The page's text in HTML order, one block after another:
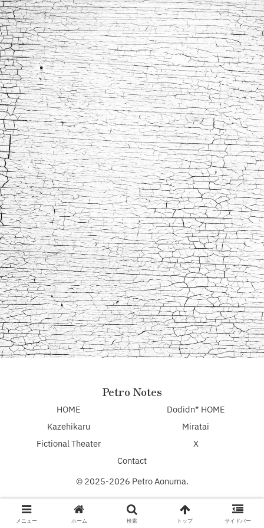
Petro Notes
HOME
Dodidn* HOME
Kazehikaru
Miratai
Fictional Theater
X
Contact
© 2025-2026 Petro Aonuma.
メニュー ホーム 検索 トップ サイドバー